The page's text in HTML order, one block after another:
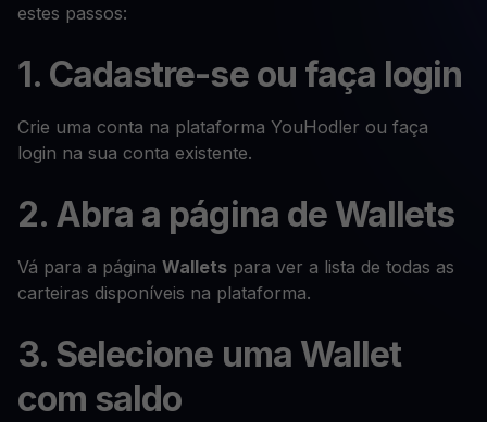
estes passos:
1. Cadastre-se ou faça login
Crie uma conta na plataforma YouHodler ou faça
login na sua conta existente.
2. Abra a página de Wallets
Vá para a página Wallets para ver a lista de todas as
carteiras disponíveis na plataforma.
3. Selecione uma Wallet
com saldo